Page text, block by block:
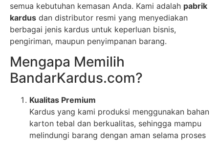
semua kebutuhan kemasan Anda. Kami adalah pabrik
kardus dan distributor resmi yang menyediakan
berbagai jenis kardus untuk keperluan bisnis,
pengiriman, maupun penyimpanan barang.
Mengapa Memilih
BandarKardus.com?
Kualitas Premium
Kardus yang kami produksi menggunakan bahan
karton tebal dan berkualitas, sehingga mampu
melindungi barang dengan aman selama proses